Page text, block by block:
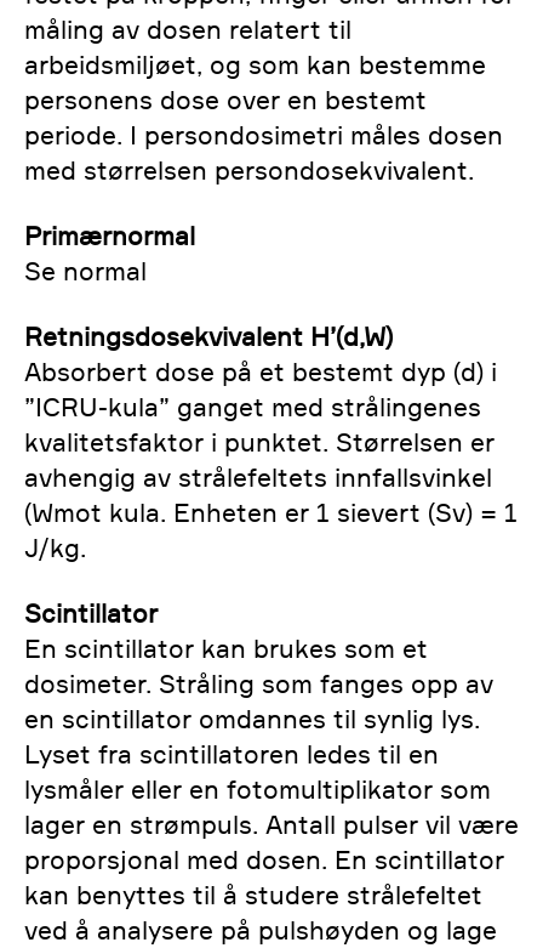
måling av dosen relatert til
arbeidsmiljøet, og som kan bestemme
personens dose over en bestemt
periode. I persondosimetri måles dosen
med størrelsen persondosekvivalent.
Primærnormal
Se normal
Retningsdosekvivalent H’(d,W)
Absorbert dose på et bestemt dyp (d) i
”ICRU-kula” ganget med strålingenes
kvalitetsfaktor i punktet. Størrelsen er
avhengig av strålefeltets innfallsvinkel
(Wmot kula. Enheten er 1 sievert (Sv) = 1
J/kg.
Scintillator
En scintillator kan brukes som et
dosimeter. Stråling som fanges opp av
en scintillator omdannes til synlig lys.
Lyset fra scintillatoren ledes til en
lysmåler eller en fotomultiplikator som
lager en strømpuls. Antall pulser vil være
proporsjonal med dosen. En scintillator
kan benyttes til å studere strålefeltet
ved å analysere på pulshøyden og lage